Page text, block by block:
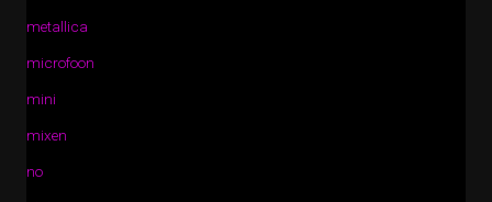
metallica
microfoon
mini
mixen
no